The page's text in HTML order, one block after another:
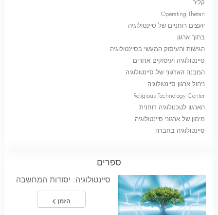
קליר
Operating Thetan
יועצים רוחניים של סיינטולוגיה
בתוך ארגון
הגישות והעיסוק המעשי בסיינטולוגיה
סיינטולוגיה ועיסוקים אחרים
המבנה הארגוני של סיינטולוגיה
ניהול ארגון סיינטולוגיה
Religious Technology Center
הארגון לטכנולוגיה רוחנית
מימון של ארגוני סיינטולוגיה
סיינטולוגיה בחברה
ספרים
סיינטולוגיה: יסודות המחשבה
הזמן